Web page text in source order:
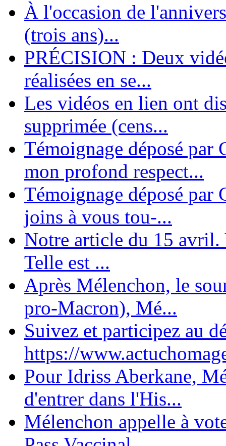
En 2004, une dizaine de personnes contribuèrent au lancement de
dernières années. L'aventure se pou...
À l'occasion de
(trois ans)...
PRÉCISION : Deux
réalisées en se...
Les vidéos en lien ont
supprimée (cens...
Témoignage déposé par
mon profond respect...
Témoignage déposé par
joins à vous tou-...
Notre article du 15 avril.
Telle est ...
Après Mélenchon, le
pro-Macron), Mé...
Suivez et participez au
https://
Pour Idriss Aberkane,
d'entrer dans l'His...
Mélenchon appelle à